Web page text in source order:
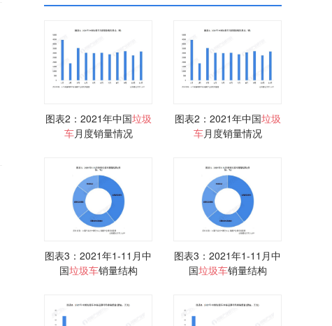
图表2：2021年中国垃圾
车月度销量情况
图表2：2021年中国垃圾
车月度销量情况
图表3：2021年1-11月中
国垃圾车销量结构
图表3：2021年1-11月中
国垃圾车销量结构